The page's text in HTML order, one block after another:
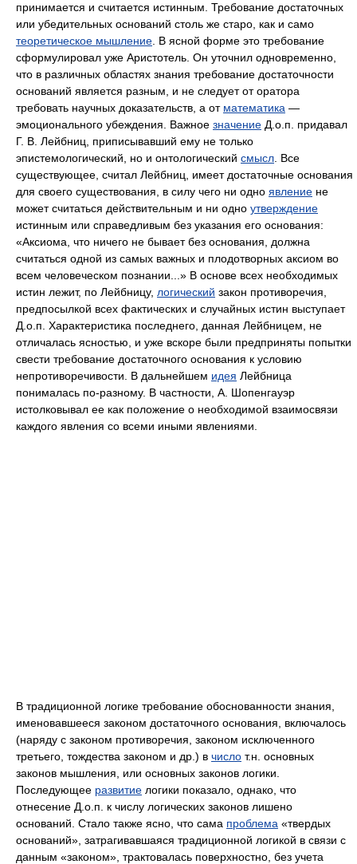
принимается и считается истинным. Требование достаточных
или убедительных оснований столь же старо, как и само
теоретическое мышление . В ясной форме это требование
сформулировал уже Аристотель. Он уточнил одновременно,
что в различных областях знания требование достаточности
оснований является разным, и не следует от оратора
требовать научных доказательств, а от математика —
эмоционального убеждения. Важное значение Д.о.п. придавал
Г. В. Лейбниц, приписывавший ему не только
эпистемологический, но и онтологический смысл . Все
существующее, считал Лейбниц, имеет достаточные основания
для своего существования, в силу чего ни одно явление не
может считаться действительным и ни одно утверждение
истинным или справедливым без указания его основания:
«Аксиома, что ничего не бывает без основания, должна
считаться одной из самых важных и плодотворных аксиом во
всем человеческом познании...» В основе всех необходимых
истин лежит, по Лейбницу, логический закон противоречия,
предпосылкой всех фактических и случайных истин выступает
Д.о.п. Характеристика последнего, данная Лейбницем, не
отличалась ясностью, и уже вскоре были предприняты попытки
свести требование достаточного основания к условию
непротиворечивости. В дальнейшем идея Лейбница
понималась по-разному. В частности, А. Шопенгауэр
истолковывал ее как положение о необходимой взаимосвязи
каждого явления со всеми иными явлениями.
В традиционной логике требование обоснованности знания,
именовавшееся законом достаточного основания, включалось
(наряду с законом противоречия, законом исключенного
третьего, тождества законом и др.) в число т.н. основных
законов мышления, или основных законов логики.
Последующее развитие логики показало, однако, что
отнесение Д.о.п. к числу логических законов лишено
оснований. Стало также ясно, что сама проблема «твердых
оснований», затрагивавшаяся традиционной логикой в связи с
данным «законом», трактовалась поверхностно, без учета